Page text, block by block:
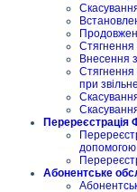
Стягнення
Внесення
Стягнення
при
Перереєстрація
допомогою
Абонентське